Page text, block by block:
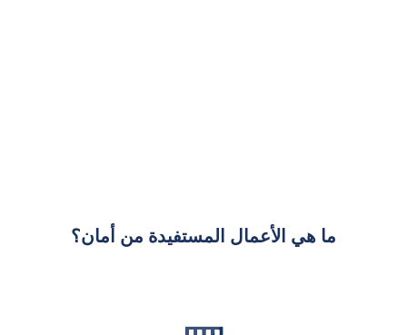
ما هي الأعمال المستفيدة من أمان؟